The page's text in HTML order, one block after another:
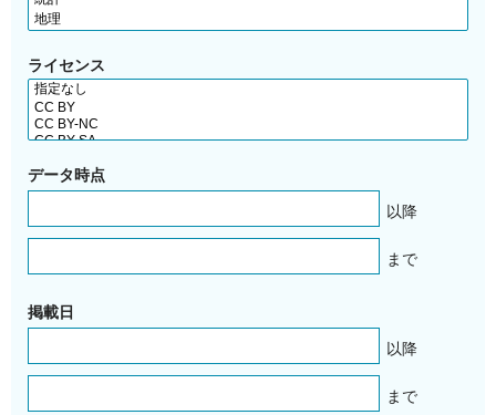
ライセンス
データ時点
以降
まで
掲載日
以降
まで